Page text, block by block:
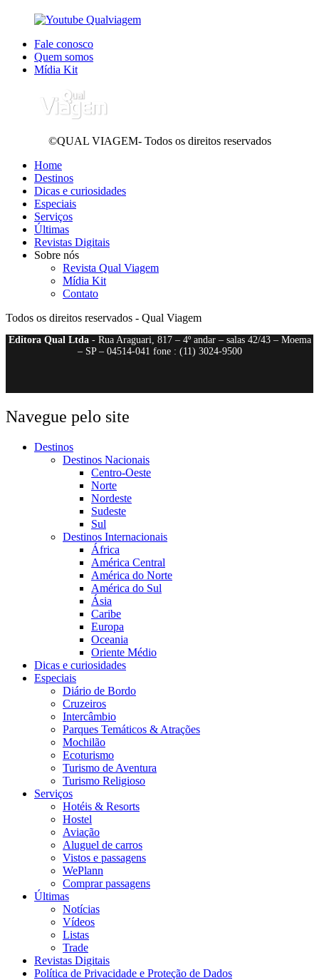
Fale conosco
Quem somos
Mídia Kit
©QUAL VIAGEM- Todos os direitos reservados
Home
Destinos
Dicas e curiosidades
Especiais
Serviços
Últimas
Revistas Digitais
Sobre nós
Revista Qual Viagem
Mídia Kit
Contato
Todos os direitos reservados - Qual Viagem
Editora Qual Ltda- Rua Araguari, 817 – 4º andar – salas 42/43 – Moema
– SP – 04514-041 fone : (11) 3024-9500
Navegue pelo site
Destinos
Destinos Nacionais
Centro-Oeste
Norte
Nordeste
Sudeste
Sul
Destinos Internacionais
África
América Central
América do Norte
América do Sul
Ásia
Caribe
Europa
Oceania
Oriente Médio
Dicas e curiosidades
Especiais
Diário de Bordo
Cruzeiros
Intercâmbio
Parques Temáticos & Atrações
Mochilão
Ecoturismo
Turismo de Aventura
Turismo Religioso
Serviços
Hotéis & Resorts
Hostel
Aviação
Aluguel de carros
Vistos e passagens
WePlann
Comprar passagens
Últimas
Notícias
Vídeos
Listas
Trade
Revistas Digitais
Política de Privacidade e Proteção de Dados